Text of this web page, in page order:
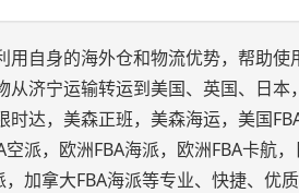
用自身的海外仓和物流优势，帮助使
从济宁运输转运到美国、英国、日本
时达，美森正班，美森海运，美国
空派，欧洲FBA海派，欧洲FBA卡航
加拿大FBA海派等专业、快捷、优质